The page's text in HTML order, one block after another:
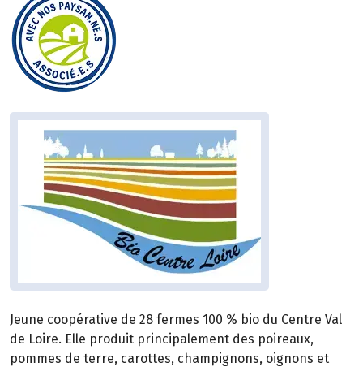
Jeune coopérative de 28 fermes 100 % bio du Centre Val
de Loire. Elle produit principalement des poireaux,
pommes de terre, carottes, champignons, oignons et